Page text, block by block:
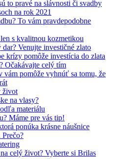
to pravé na slávnosti či svadby
na rok 2021
To vám pravdepodobne
s kvalitnou kozmetikou
Venujte investičné zlato
krízy pomôže investícia do zlata
Očakávajte celý tím
vám pomôže vyhnúť sa tomu, že
život
na vlasy?
materiálu
Máme pre vás tip!
ponúka krásne náušnice
celý život? Vyberte si Brilas